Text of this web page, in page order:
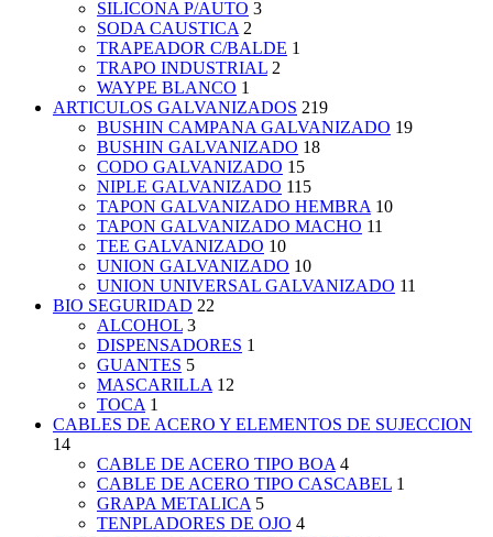
SILICONA P/AUTO 3
SODA CAUSTICA 2
TRAPEADOR C/BALDE 1
TRAPO INDUSTRIAL 2
WAYPE BLANCO 1
ARTICULOS GALVANIZADOS 219
BUSHIN CAMPANA GALVANIZADO 19
BUSHIN GALVANIZADO 18
CODO GALVANIZADO 15
NIPLE GALVANIZADO 115
TAPON GALVANIZADO HEMBRA 10
TAPON GALVANIZADO MACHO 11
TEE GALVANIZADO 10
UNION GALVANIZADO 10
UNION UNIVERSAL GALVANIZADO 11
BIO SEGURIDAD 22
ALCOHOL 3
DISPENSADORES 1
GUANTES 5
MASCARILLA 12
TOCA 1
CABLES DE ACERO Y ELEMENTOS DE SUJECCION
14
CABLE DE ACERO TIPO BOA 4
CABLE DE ACERO TIPO CASCABEL 1
GRAPA METALICA 5
TENPLADORES DE OJO 4